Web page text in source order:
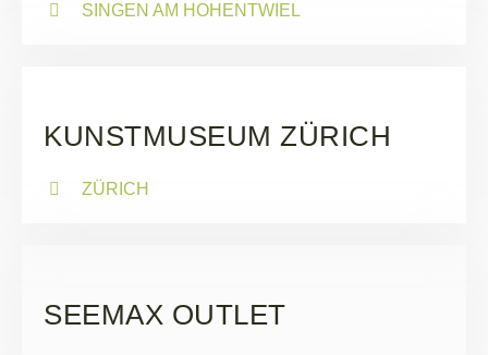
SINGEN AM HOHENTWIEL
KUNSTMUSEUM ZÜRICH
ZÜRICH
SEEMAX OUTLET